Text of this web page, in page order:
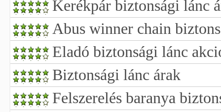
Kerékpár biztonsági lánc
Abus winner chain
Eladó biztonsági lánc
Biztonsági lánc árak
Felszerelés baranya